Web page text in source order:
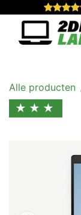
Alle producten
★★★